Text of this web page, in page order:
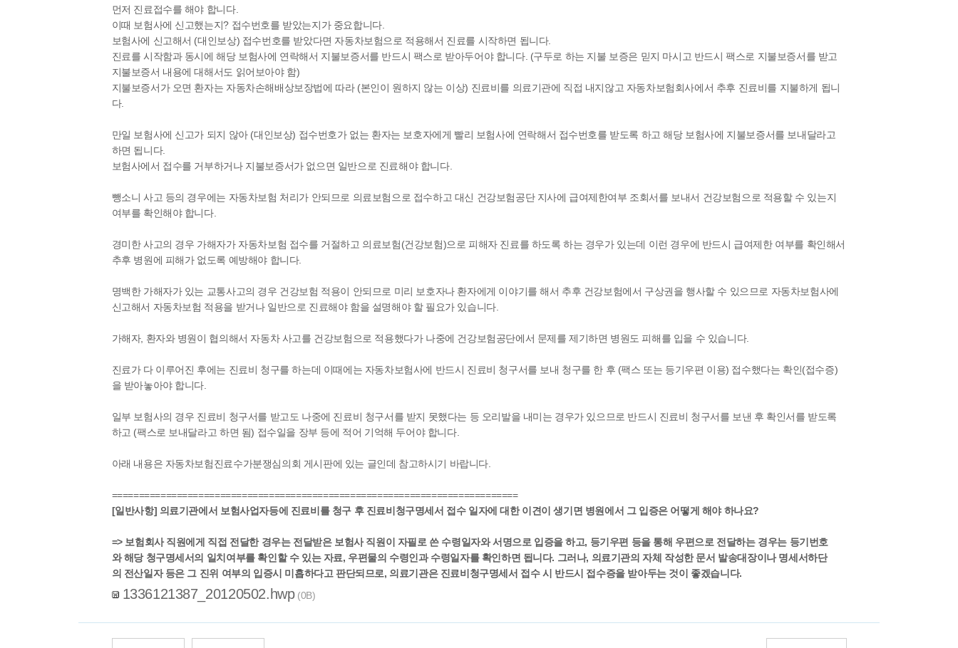
먼저 진료접수를 해야 합니다.
이때 보험사에 신고했는지? 접수번호를 받았는지가 중요합니다.
보험사에 신고해서 (대인보상) 접수번호를 받았다면 자동차보험으로 적용해서 진료를 시작하면 됩니다.
진료를 시작함과 동시에 해당 보험사에 연락해서 지불보증서를 반드시 팩스로 받아두어야 합니다. (구두로 하는 지불 보증은 믿지 마시고 반드시 팩스로 지불보증서를 받고
지불보증서 내용에 대해서도 읽어보아야 함)
지불보증서가 오면 환자는 자동차손해배상보장법에 따라 (본인이 원하지 않는 이상) 진료비를 의료기관에 직접 내지않고 자동차보험회사에서 추후 진료비를 지불하게 됩니
다.
만일 보험사에 신고가 되지 않아 (대인보상) 접수번호가 없는 환자는 보호자에게 빨리 보험사에 연락해서 접수번호를 받도록 하고 해당 보험사에 지불보증서를 보내달라고
하면 됩니다.
보험사에서 접수를 거부하거나 지불보증서가 없으면 일반으로 진료해야 합니다.
뺑소니 사고 등의 경우에는 자동차보험 처리가 안되므로 의료보험으로 접수하고 대신 건강보험공단 지사에 급여제한여부 조회서를 보내서 건강보험으로 적용할 수 있는지
여부를 확인해야 합니다.
경미한 사고의 경우 가해자가 자동차보험 접수를 거절하고 의료보험(건강보험)으로 피해자 진료를 하도록 하는 경우가 있는데 이런 경우에 반드시 급여제한 여부를 확인해서
추후 병원에 피해가 없도록 예방해야 합니다.
명백한 가해자가 있는 교통사고의 경우 건강보험 적용이 안되므로 미리 보호자나 환자에게 이야기를 해서 추후 건강보험에서 구상권을 행사할 수 있으므로 자동차보험사에
신고해서 자동차보험 적용을 받거나 일반으로 진료해야 함을 설명해야 할 필요가 있습니다.
가해자, 환자와 병원이 협의해서 자동차 사고를 건강보험으로 적용했다가 나중에 건강보험공단에서 문제를 제기하면 병원도 피해를 입을 수 있습니다.
진료가 다 이루어진 후에는 진료비 청구를 하는데 이때에는 자동차보험사에 반드시 진료비 청구서를 보내 청구를 한 후 (팩스 또는 등기우편 이용) 접수했다는 확인(접수증)
을 받아놓아야 합니다.
일부 보험사의 경우 진료비 청구서를 받고도 나중에 진료비 청구서를 받지 못했다는 등 오리발을 내미는 경우가 있으므로 반드시 진료비 청구서를 보낸 후 확인서를 받도록
하고 (팩스로 보내달라고 하면 됨) 접수일을 장부 등에 적어 기억해 두어야 합니다.
아래 내용은 자동차보험진료수가분쟁심의회 게시판에 있는 글인데 참고하시기 바랍니다.
===========================================================================
[일반사항] 의료기관에서 보험사업자등에 진료비를 청구 후 진료비청구명세서 접수 일자에 대한 이견이 생기면 병원에서 그 입증은 어떻게 해야 하나요?
=> 보험회사 직원에게 직접 전달한 경우는 전달받은 보험사 직원이 자필로 쓴 수령일자와 서명으로 입증을 하고, 등기우편 등을 통해 우편으로 전달하는 경우는 등기번호
와 해당 청구명세서의 일치여부를 확인할 수 있는 자료, 우편물의 수령인과 수령일자를 확인하면 됩니다. 그러나, 의료기관의 자체 작성한 문서 발송대장이나 명세서하단
의 전산일자 등은 그 진위 여부의 입증시 미흡하다고 판단되므로, 의료기관은 진료비청구명세서 접수 시 반드시 접수증을 받아두는 것이 좋겠습니다.
1336121387_20120502.hwp (0B)